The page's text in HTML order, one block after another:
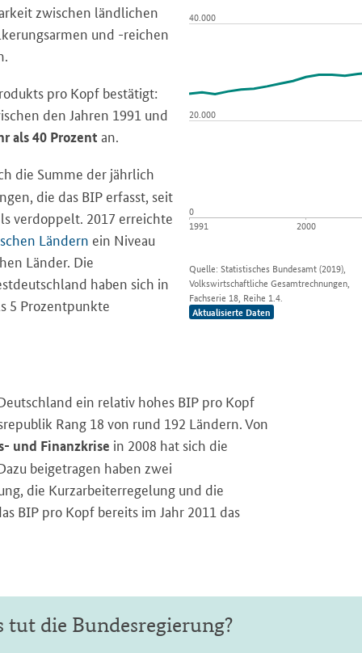
zwischen ländlichen
und -reichen
pro Kopf bestätigt:
den Jahren 1991 und
als 40 Prozent an.
die Summe der jährlich
die das BIP erfasst, seit
verdoppelt. 2017 erreichte
Ländern ein Niveau
Länder. Die
haben sich in
5 Prozentpunkte
1991 2000
0
20.000
40.000
Quelle: Statistisches Bundesamt (2019),
Volkswirtschaftliche Gesamtrechnungen,
Fachserie 18, Reihe 1.4.
Aktualisierte Daten
ein relativ hohes BIP pro Kopf
Rang 18 von rund 192 Ländern. Von
und Finanzkrise in 2008 hat sich die
beigetragen haben zwei
die Kurzarbeiterregelung und die
BIP pro Kopf bereits im Jahr 2011 das
tut die Bundesregierung?